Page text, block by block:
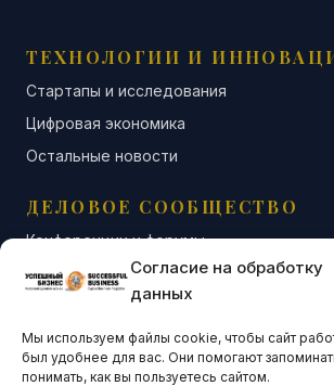
Согласие на обработку
данных
Мы используем файлы cookie, чтобы сайт
был удобнее для вас. Они помогают
понимать, как вы пользуетесь сайтом.
ТЕХНОЛОГИИ И
Стартапы и исследования
Цифровая экономика
Остальные новости
ДЕЛОВОЕ СООБЩЕСТВО
Конференции и форумы
Бизнес-клубы и ассоциации
Остальные новости
АНАЛИТИКА И